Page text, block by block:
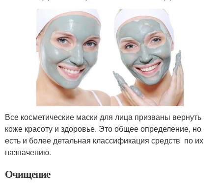
Все косметические маски для лица призваны вернуть
коже красоту и здоровье. Это общее определение, но
есть и более детальная классификация средств по их
назначению.
Очищение